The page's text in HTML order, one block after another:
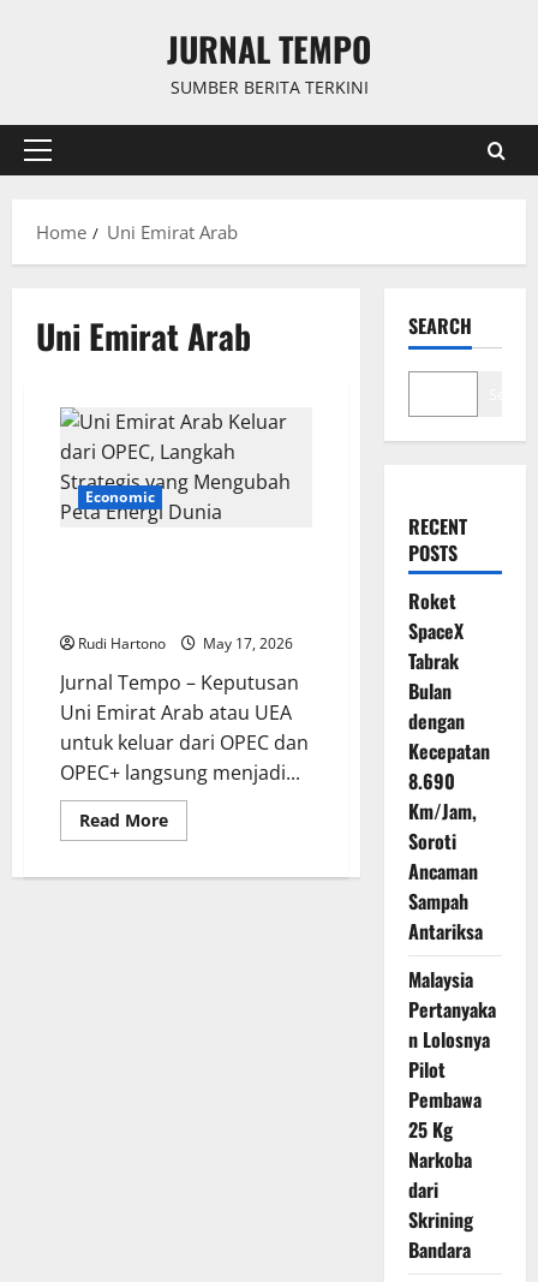
JURNAL TEMPO
SUMBER BERITA TERKINI
Primary
Home
Uni Emirat Arab
Uni Emirat Arab
Economic
Rudi Hartono May 17, 2026
Jurnal Tempo – Keputusan
Uni Emirat Arab atau UEA
untuk keluar dari OPEC dan
OPEC+ langsung menjadi...
Read MoreRead
more
Emirat
SEARCH
RECENT
POSTS
Roket
SpaceX
Tabrak
Bulan
dengan
Kecepatan
8.690
Km/Jam,
Soroti
Ancaman
Sampah
Antariksa
Malaysia
Pertanyaka
n Lolosnya
Pilot
Pembawa
25 Kg
Narkoba
dari
Skrining
Bandara